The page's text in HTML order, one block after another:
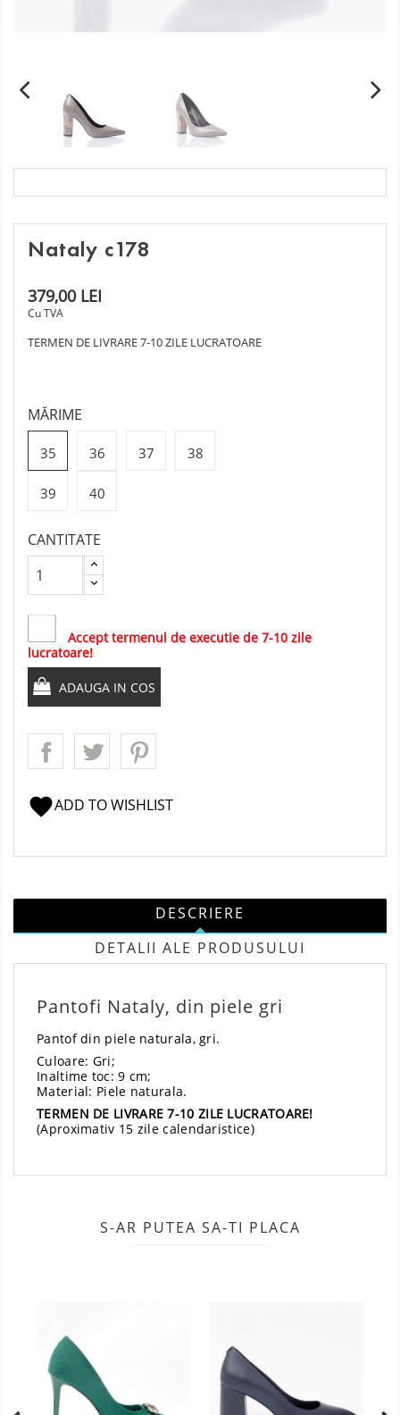
Nataly c178
379,00 LEI
Cu TVA
TERMEN DE LIVRARE 7-10 ZILE LUCRATOARE
MĂRIME
35 36 37 38
39 40
CANTITATE
Accept termenul de executie de 7-10 zile
lucratoare!
ADAUGA IN COS
favoriteADD TO WISHLIST
DESCRIERE
DETALII ALE PRODUSULUI
Pantofi Nataly, din piele gri
Pantof din piele naturala, gri.
Culoare: Gri;
Inaltime toc: 9 cm;
Material: Piele naturala.
TERMEN DE LIVRARE 7-10 ZILE LUCRATOARE!
(Aproximativ 15 zile calendaristice)
S-AR PUTEA SA-TI PLACA